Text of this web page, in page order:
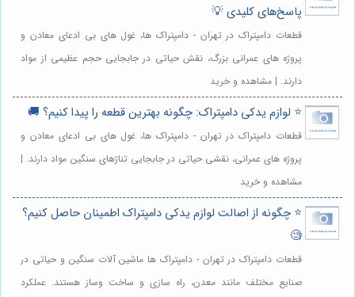
پاسخ‌های کلیدی 💡
قطعات دامپتراک در تهران - دامپتراک ها، غول های بی ادعای معادن و
پروژه های عمرانی بزرگ، نقش حیاتی در جابجایی حجم عظیمی از مواد
دارند. | مشاهده و خرید
⭐️ لوازم یدکی دامپتراک: چگونه بهترین قطعه را پیدا کنیم؟ 🚚
قطعات دامپتراک در تهران - دامپتراک ها، غول های بی ادعای معادن و
پروژه های عمرانی، نقشی حیاتی در جابجایی تناژهای سنگین مواد دارند. |
مشاهده و خرید
⭐️ چگونه از اصالت لوازم یدکی دامپتراک اطمینان حاصل کنیم؟
🧐
قطعات دامپتراک در تهران - دامپتراک ها ماشین آلات سنگین و حیاتی در
صنایع مختلف مانند معدن، راه سازی و ساخت وساز هستند. عملکرد